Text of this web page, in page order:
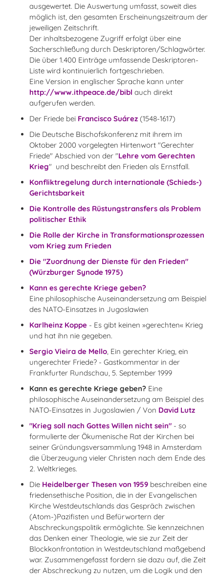
ausgewertet. Die Auswertung umfasst, soweit dies
möglich ist, den gesamten Erscheinungszeitraum der
jeweiligen Zeitschrift.
Der inhaltsbezogene Zugriff erfolgt über eine
Sacherschließung durch Deskriptoren/Schlagwörter.
Die über 1.400 Einträge umfassende Deskriptoren-
Liste wird kontinuierlich fortgeschrieben.
Eine Version in englischer Sprache kann unter
http://www.ithpeace.de/bibl auch direkt
aufgerufen werden.
Der Friede bei Francisco Suárez (1548-1617)
Die Deutsche Bischofskonferenz mit ihrem im
Oktober 2000 vorgelegten Hirtenwort "Gerechter
Friede" Abschied von der "Lehre vom Gerechten
Krieg" und beschreibt den Frieden als Ernstfall.
Konfliktregelung durch internationale (Schieds-)
Gerichtsbarkeit
Die Kontrolle des Rüstungstransfers als Problem
politischer Ethik
Die Rolle der Kirche in Transformationsprozessen
vom Krieg zum Frieden
Die "Zuordnung der Dienste für den Frieden"
(Würzburger Synode 1975)
Kann es gerechte Kriege geben?
Eine philosophische Auseinandersetzung am Beispiel
des NATO-Einsatzes in Jugoslawien
Karlheinz Koppe - Es gibt keinen »gerechten« Krieg
und hat ihn nie gegeben.
Sergio Vieira de Mello, Ein gerechter Krieg, ein
ungerechter Friede? - Gastkommentar in der
Frankfurter Rundschau, 5. September 1999
Kann es gerechte Kriege geben? Eine
philosophische Auseinandersetzung am Beispiel des
NATO-Einsatzes in Jugoslawien / Von David Lutz
"Krieg soll nach Gottes Willen nicht sein" - so
formulierte der Ökumenische Rat der Kirchen bei
seiner Gründungsversammlung 1948 in Amsterdam
die Überzeugung vieler Christen nach dem Ende des
2. Weltkrieges.
Die Heidelberger Thesen von 1959 beschreiben eine
friedensethische Position, die in der Evangelischen
Kirche Westdeutschlands das Gespräch zwischen
(Atom-)Pazifisten und Befürwortern der
Abschreckungspolitik ermöglichte. Sie kennzeichnen
das Denken einer Theologie, wie sie zur Zeit der
Blockkonfrontation in Westdeutschland maßgebend
war. Zusammengefasst fordern sie dazu auf, die Zeit
der Abschreckung zu nutzen, um die Logik und den